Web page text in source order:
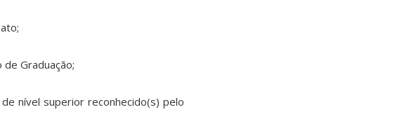
Graduação;
nível superior reconhecido(s) pelo